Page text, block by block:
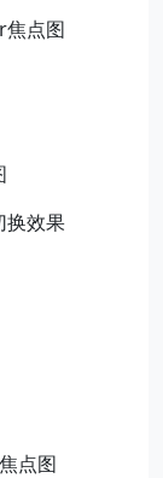
点图
换效果
点图